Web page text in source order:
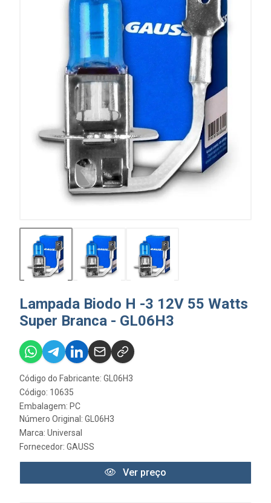
Lampada Biodo H -3 12V 55 Watts
Super Branca - GL06H3
Código do Fabricante: GL06H3
Código: 10635
Embalagem: PC
Número Original: GL06H3
Marca: Universal
Fornecedor: GAUSS
Ver preço